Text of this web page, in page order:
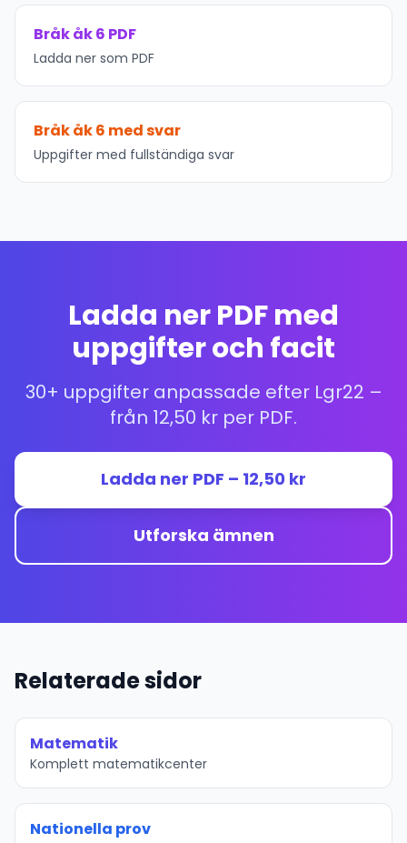
Bråk åk 6 PDF
Ladda ner som PDF
Bråk åk 6 med svar
Uppgifter med fullständiga svar
Ladda ner PDF med
uppgifter och facit
30+ uppgifter anpassade efter Lgr22 –
från 12,50 kr per PDF.
Ladda ner PDF – 12,50 kr
Utforska ämnen
Relaterade sidor
Matematik
Komplett matematikcenter
Nationella prov